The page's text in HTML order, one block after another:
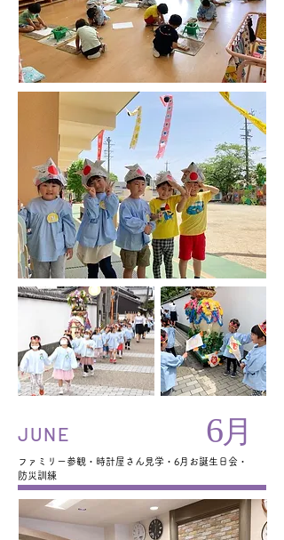
JUNE 6月
ファミリー参観・時計屋さん見学・6月お誕生日会・
防災訓練